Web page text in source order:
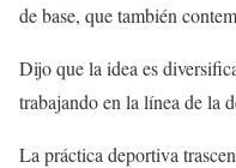
de base, que también
Dijo que la idea es
trabajando en la línea de la
La práctica deportiva